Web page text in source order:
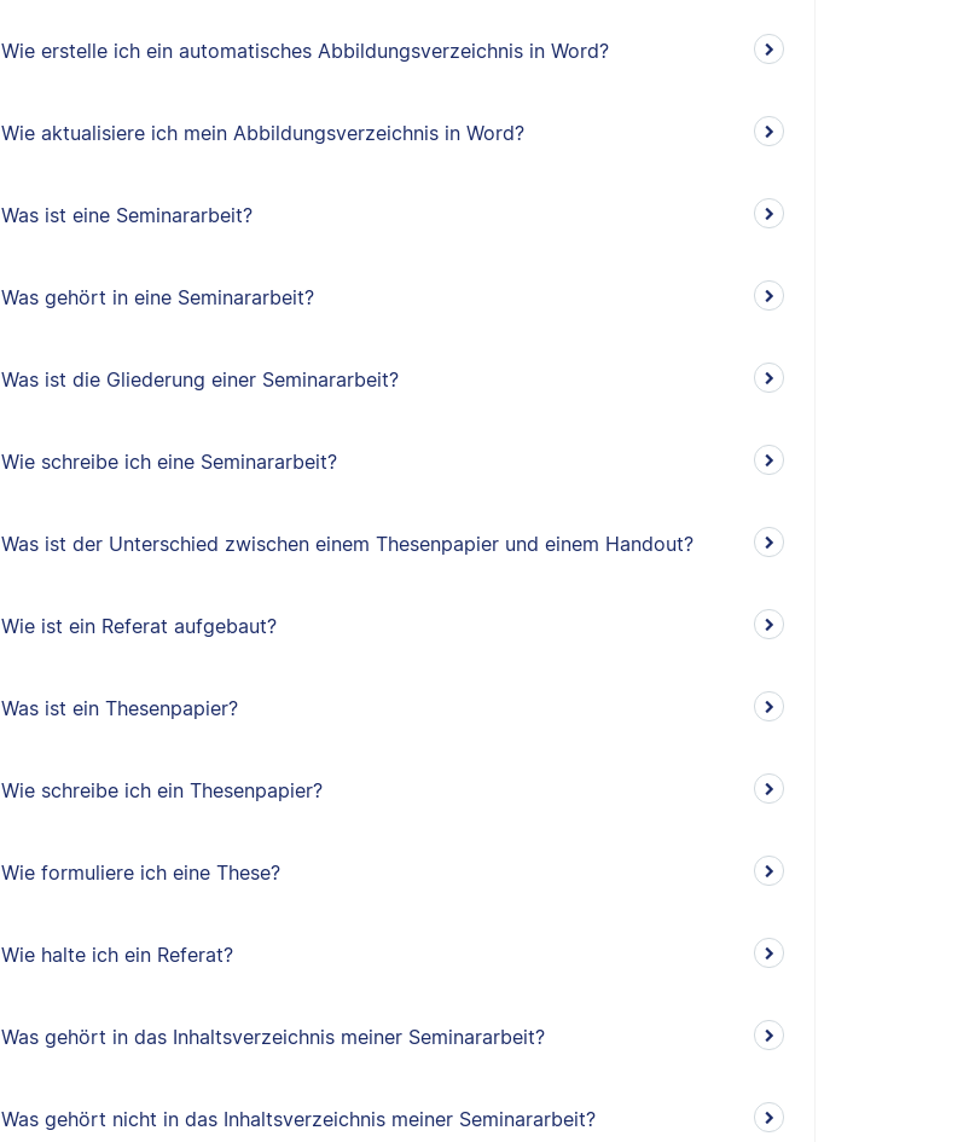
Wie erstelle ich ein automatisches Abbildungsverzeichnis in Word?
Wie aktualisiere ich mein Abbildungsverzeichnis in Word?
Was ist eine Seminararbeit?
Was gehört in eine Seminararbeit?
Was ist die Gliederung einer Seminararbeit?
Wie schreibe ich eine Seminararbeit?
Was ist der Unterschied zwischen einem Thesenpapier und einem Handout?
Wie ist ein Referat aufgebaut?
Was ist ein Thesenpapier?
Wie schreibe ich ein Thesenpapier?
Wie formuliere ich eine These?
Wie halte ich ein Referat?
Was gehört in das Inhaltsverzeichnis meiner Seminararbeit?
Was gehört nicht in das Inhaltsverzeichnis meiner Seminararbeit?